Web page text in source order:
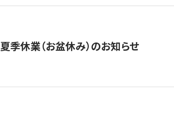
夏季休業（お盆休み）のお知らせ